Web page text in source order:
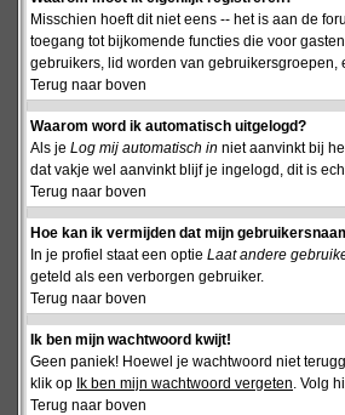
Misschien hoeft dit niet eens -- het is aan de
toegang tot bijkomende functies die voor
gebruikers, lid worden van gebruikersgroepen,
Terug naar boven
Waarom word ik automatisch uitgelogd?
Als je Log mij automatisch in niet aanvinkt bij
dat vakje wel aanvinkt blijf je ingelogd, dit is
Terug naar boven
Hoe kan ik vermijden dat mijn
In je profiel staat een optie Laat andere
geteld als een verborgen gebruiker.
Terug naar boven
Ik ben mijn wachtwoord kwijt!
Geen paniek! Hoewel je wachtwoord niet
klik op Ik ben mijn wachtwoord vergeten. Volg
Terug naar boven